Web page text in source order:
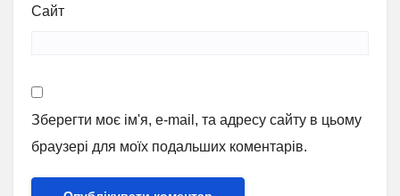
Сайт
Зберегти моє ім'я, e-mail, та адресу сайту в цьому
браузері для моїх подальших коментарів.